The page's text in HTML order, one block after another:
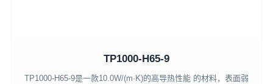
TP1000-H65-9
TP1000-H65-9是一款10.0W/(m·K)的高导热性能 的材料，表面弱